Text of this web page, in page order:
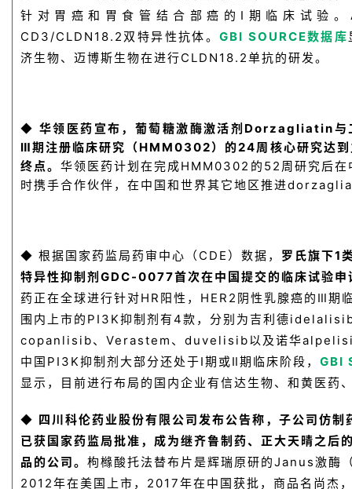
针对胃癌和胃食管结合部癌的Ⅰ期临床试验。
CD3/CLDN18.2双特异性抗体。GBI SOURCE数据库
济生物、迈博斯生物在进行CLDN18.2单抗的研发。
◆ 华领医药宣布，葡萄糖激酶激活剂 Dorzagliatin与
Ⅲ期注册临床研究（HMM0302）的24周核心研究达到
终点。华领医药计划在完成HMM0302的52周研究后在
时携手合作伙伴，在中国和世界其它地区推进
◆ 根据国家药监局药审中心（CDE）数据， 罗氏旗下1
特异性抑制剂GDC-0077首次在中国提交的临床试验申
药正在全球进行针对HR阳性，HER2阴性乳腺癌的Ⅲ期
围内上市的PI3K抑制剂有4款，分别为 吉利德
copanlisib、Verastem、duvelisib以及诺华
中国PI3K抑制剂大部分还处于Ⅰ期或Ⅱ期临床阶段， GBI
显示，目前进行布局的国内企业有信达生物、和黄医药
◆ 四川科伦药业 股份有限公司发布公告称，子公司仿制
已获国家药监局批准，成为继齐鲁制药、正大天晴之后
品的公司。 枸橼酸托法替布片是辉瑞原研的Janus激酶
2012年在美国上市，2017年在中国获批，商品名尚杰